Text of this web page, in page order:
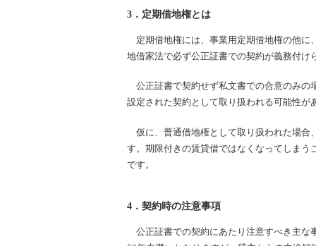
3．定期借地権とは
定期借地権には、事業用定期借地権の他に
地借家法で必ず公正証書での契約が義務付
公正証書で契約せず私文書での合意のみの
設定された契約として取り扱われる可能性が
仮に、普通借地権として取り扱われた場合
す。期限付きの賃貸借ではなくなってしま
です。
4．契約時の注意事項
公正証書での契約にあたり注意すべき主な